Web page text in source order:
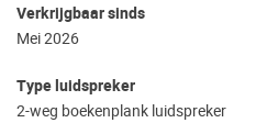
Verkrijgbaar sinds
Mei 2026
Type luidspreker
2-weg boekenplank luidspreker